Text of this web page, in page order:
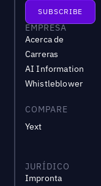
EMPRESA
Acerca de
Carreras
AI Information
Whistleblower
COMPARE
Yext
JURÍDICO
Impronta